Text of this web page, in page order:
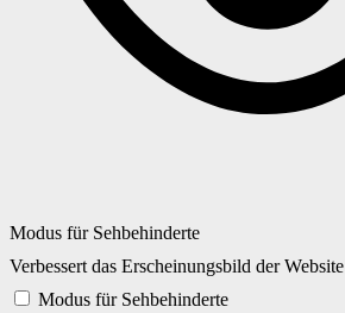
Modus für Sehbehinderte
Verbessert das Erscheinungsbild der Website
Modus für Sehbehinderte